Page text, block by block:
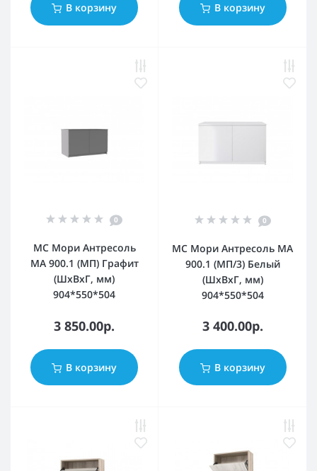
В корзину В корзину
0
МС Мори Антресоль
МА 900.1 (МП) Графит
(ШхВхГ, мм)
904*550*504
3 850.00р.
В корзину
0
МС Мори Антресоль МА
900.1 (МП/3) Белый
(ШхВхГ, мм)
904*550*504
3 400.00р.
В корзину